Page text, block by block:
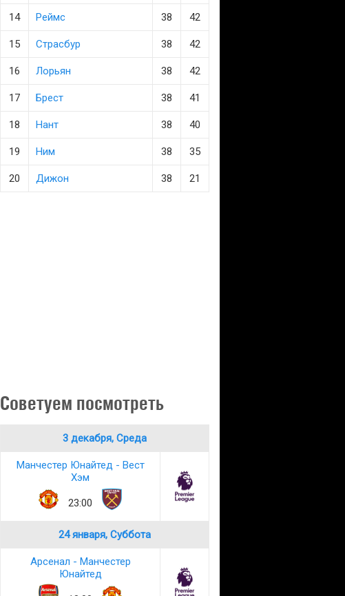
14 Реймс 38 42
15 Страсбур 38 42
16 Лорьян 38 42
17 Брест 38 41
18 Нант 38 40
19 Ним 38 35
20 Дижон 38 21
Советуем посмотреть
3 декабря, Среда
Манчестер Юнайтед - Вест
Хэм
23:00
24 января, Суббота
Арсенал - Манчестер
Юнайтед